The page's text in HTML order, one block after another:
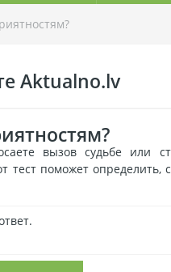
Aktualno.lv
вызов судьбе или
тест поможет